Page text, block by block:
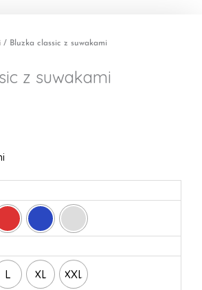
/ Bluzka classic z suwakami
z suwakami
L XL XXL